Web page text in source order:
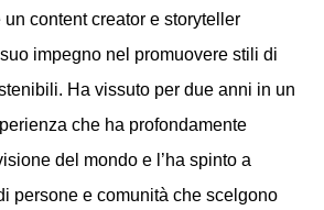
un content creator e storyteller
impegno nel promuovere stili di
Ha vissuto per due anni in un
che ha profondamente
del mondo e l’ha spinto a
persone e comunità che scelgono